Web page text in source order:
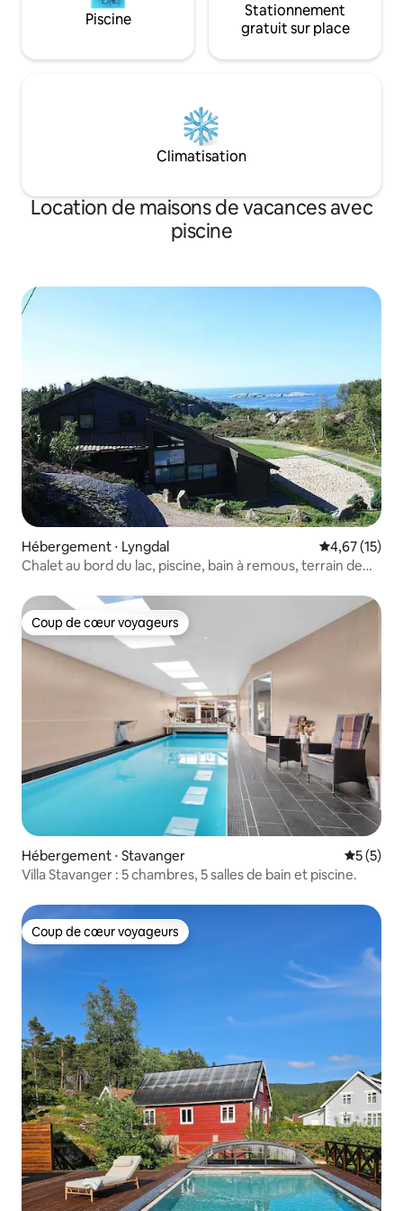
Piscine
Stationnement
gratuit sur place
Climatisation
Location de maisons de vacances avec
piscine
Hébergement ⋅ Lyngdal Évaluation
4,67 (15)
Chalet au bord du lac, piscine, bain à remous, terrain de
Coup de cœur voyageurs
Coup de cœur voyageurs
Hébergement ⋅ Stavanger
5 (5)
Villa Stavanger : 5 chambres, 5 salles de bain et piscine.
Coup de cœur voyageurs
Coup de cœur voyageurs